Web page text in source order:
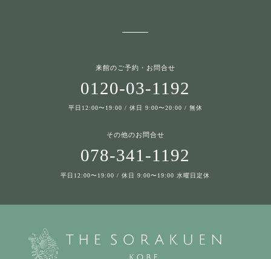
来館のご予約・お問合せ
0120-03-1192
平日12:00〜19:00 / 休日 9:00〜20:00 / 無休
その他のお問合せ
078-341-1192
平日12:00〜19:00 / 休日 9:00〜19:00 水曜日定休